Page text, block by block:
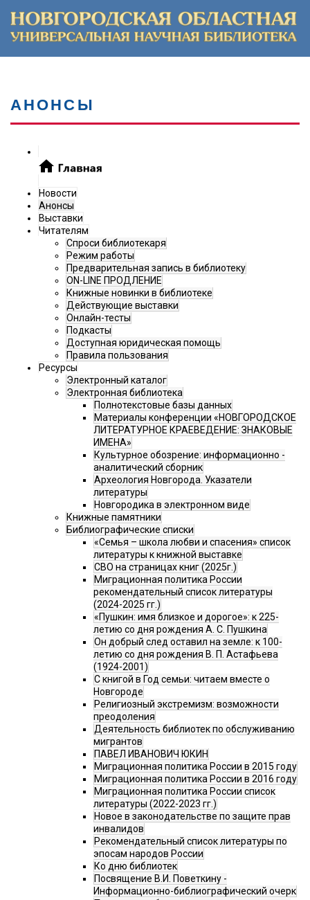
АНОНСЫ
Новости
Анонсы
Выставки
Читателям
Спроси библиотекаря
Режим работы
Предварительная запись в библиотеку
ON-LINE ПРОДЛЕНИЕ
Книжные новинки в библиотеке
Действующие выставки
Онлайн-тесты
Подкасты
Доступная юридическая помощь
Правила пользования
Ресурсы
Электронный каталог
Электронная библиотека
Полнотекстовые базы данных
Материалы конференции «НОВГОРОДСКОЕ
ЛИТЕРАТУРНОЕ КРАЕВЕДЕНИЕ: ЗНАКОВЫЕ
ИМЕНА»
Культурное обозрение: информационно -
аналитический сборник
Археология Новгорода. Указатели
литературы
Новгородика в электронном виде
Книжные памятники
Библиографические списки
«Семья – школа любви и спасения» список
литературы к книжной выставке
СВО на страницах книг (2025г.)
Миграционная политика России
рекомендательный список литературы
(2024-2025 гг.)
«Пушкин: имя близкое и дорогое»: к 225-
летию со дня рождения А. С. Пушкина
Он добрый след оставил на земле: к 100-
летию со дня рождения В. П. Астафьева
(1924-2001)
С книгой в Год семьи: читаем вместе о
Новгороде
Религиозный экстремизм: возможности
преодоления
Деятельность библиотек по обслуживанию
мигрантов
ПАВЕЛ ИВАНОВИЧ ЮКИН
Миграционная политика России в 2015 году
Миграционная политика России в 2016 году
Миграционная политика России список
литературы (2022-2023 гг.)
Новое в законодательстве по защите прав
инвалидов
Рекомендательный список литературы по
эпосам народов России
Ко дню библиотек
Посвящение В.И. Поветкину -
Информационно-библиографический очерк